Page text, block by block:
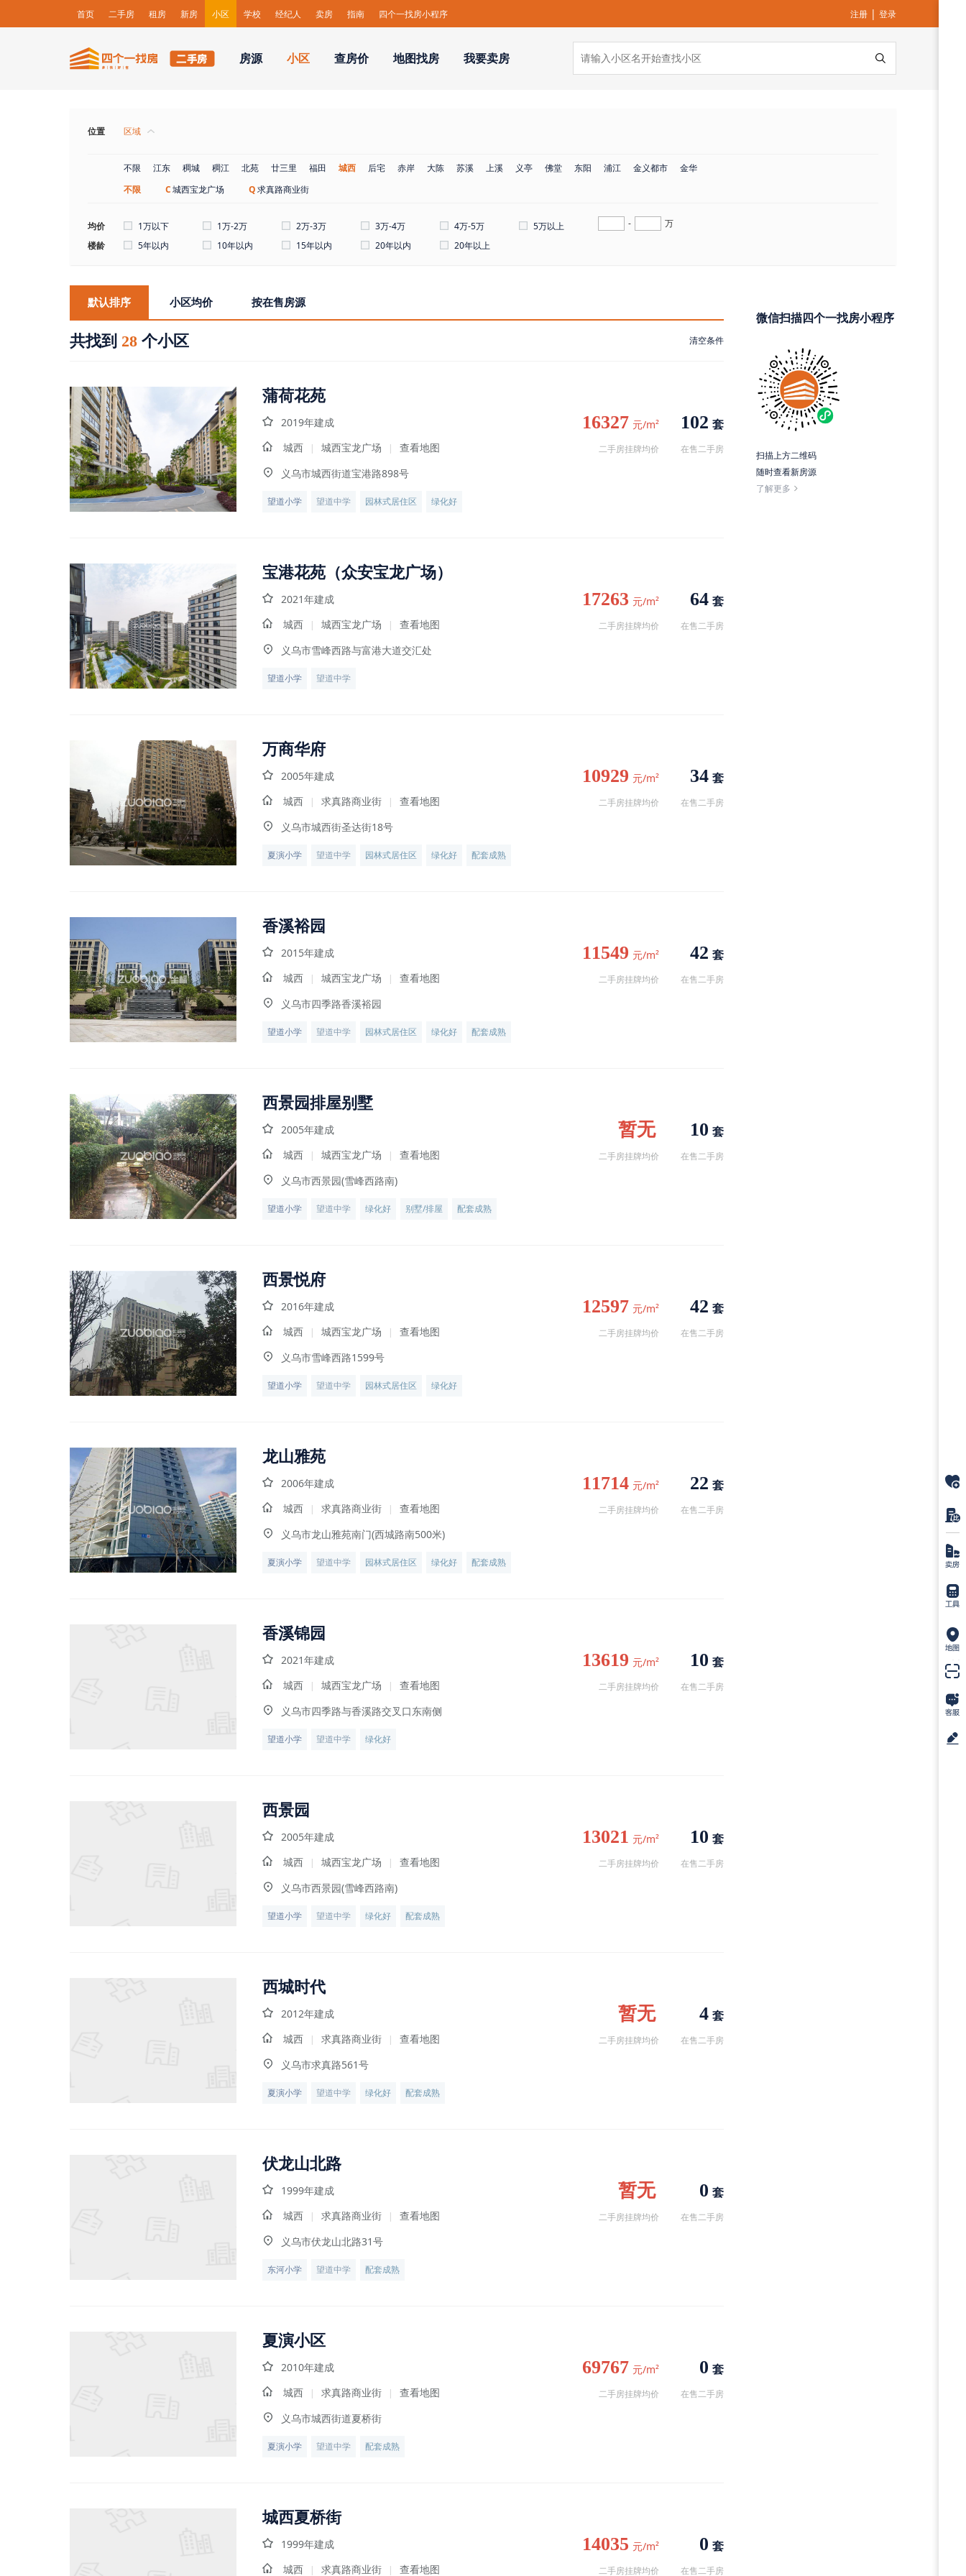
首页 二手房 租房 新房 小区 学校 经纪人 卖房 指南 四个一找房小程序 注册 | 登录
房源 小区 查房价 地图找房 我要卖房
位置 区域
不限 江东 稠城 稠江 北苑 廿三里 福田 城西 后宅 赤岸 大陈 苏溪 上溪 义亭 佛堂 东阳 浦江 金义都市
金华
不限
C城西宝龙广场 Q求真路商业街
均价 1万以下 1万-2万 2万-3万 3万-4万 4万-5万 5万以上 -
万
楼龄
5年以内 10年以内 15年以内 20年以内 20年以上
默认排序 小区均价 按在售房源
共找到 28 个小区 清空条件
蒲荷花苑
2019年建成
城西
| 城西宝龙广场 |
查看地图
义乌市城西街道宝港路898号
望道小学 望道中学 园林式居住区 绿化好
16327 元/m²
二手房挂牌均价
102 套
在售二手房
宝港花苑（众安宝龙广场）
2021年建成
城西
| 城西宝龙广场 |
查看地图
义乌市雪峰西路与富港大道交汇处
望道小学 望道中学
17263 元/m²
二手房挂牌均价
64 套
在售二手房
万商华府
2005年建成
城西
| 求真路商业街 |
查看地图
义乌市城西街圣达街18号
夏演小学 望道中学 园林式居住区 绿化好 配套成熟
10929 元/m²
二手房挂牌均价
34 套
在售二手房
香溪裕园
2015年建成
城西
| 城西宝龙广场 |
查看地图
义乌市四季路香溪裕园
望道小学 望道中学 园林式居住区 绿化好 配套成熟
11549 元/m²
二手房挂牌均价
42 套
在售二手房
西景园排屋别墅
2005年建成
城西
| 城西宝龙广场 |
查看地图
义乌市西景园(雪峰西路南)
望道小学 望道中学 绿化好 别墅/排屋 配套成熟
暂无
二手房挂牌均价
10 套
在售二手房
西景悦府
2016年建成
城西
| 城西宝龙广场 |
查看地图
义乌市雪峰西路1599号
望道小学 望道中学 园林式居住区 绿化好
12597 元/m²
二手房挂牌均价
42 套
在售二手房
龙山雅苑
2006年建成
城西
| 求真路商业街 |
查看地图
义乌市龙山雅苑南门(西城路南500米)
夏演小学 望道中学 园林式居住区 绿化好 配套成熟
11714 元/m²
二手房挂牌均价
22 套
在售二手房
香溪锦园
2021年建成
城西
| 城西宝龙广场 |
查看地图
义乌市四季路与香溪路交叉口东南侧
望道小学 望道中学 绿化好
13619 元/m²
二手房挂牌均价
10 套
在售二手房
西景园
2005年建成
城西
| 城西宝龙广场 |
查看地图
义乌市西景园(雪峰西路南)
望道小学 望道中学 绿化好 配套成熟
13021 元/m²
二手房挂牌均价
10 套
在售二手房
西城时代
2012年建成
城西
| 求真路商业街 |
查看地图
义乌市求真路561号
夏演小学 望道中学 绿化好 配套成熟
暂无
二手房挂牌均价
4 套
在售二手房
伏龙山北路
1999年建成
城西
| 求真路商业街 |
查看地图
义乌市伏龙山北路31号
东河小学 望道中学 配套成熟
暂无
二手房挂牌均价
0 套
在售二手房
夏演小区
2010年建成
城西
| 求真路商业街 |
查看地图
义乌市城西街道夏桥街
夏演小学 望道中学 配套成熟
69767 元/m²
二手房挂牌均价
0 套
在售二手房
城西夏桥街
1999年建成
城西
| 求真路商业街 | 查看地图
14035 元/m²
二手房挂牌均价
0 套
在售二手房
微信扫描四个一找房小程序
扫描上方二维码
随时查看新房源
了解更多